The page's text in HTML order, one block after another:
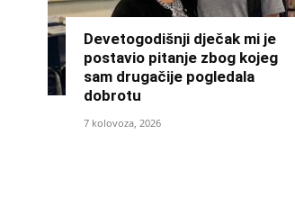
Devetogodišnji dječak mi je
postavio pitanje zbog kojeg
sam drugačije pogledala
dobrotu
7 kolovoza, 2026